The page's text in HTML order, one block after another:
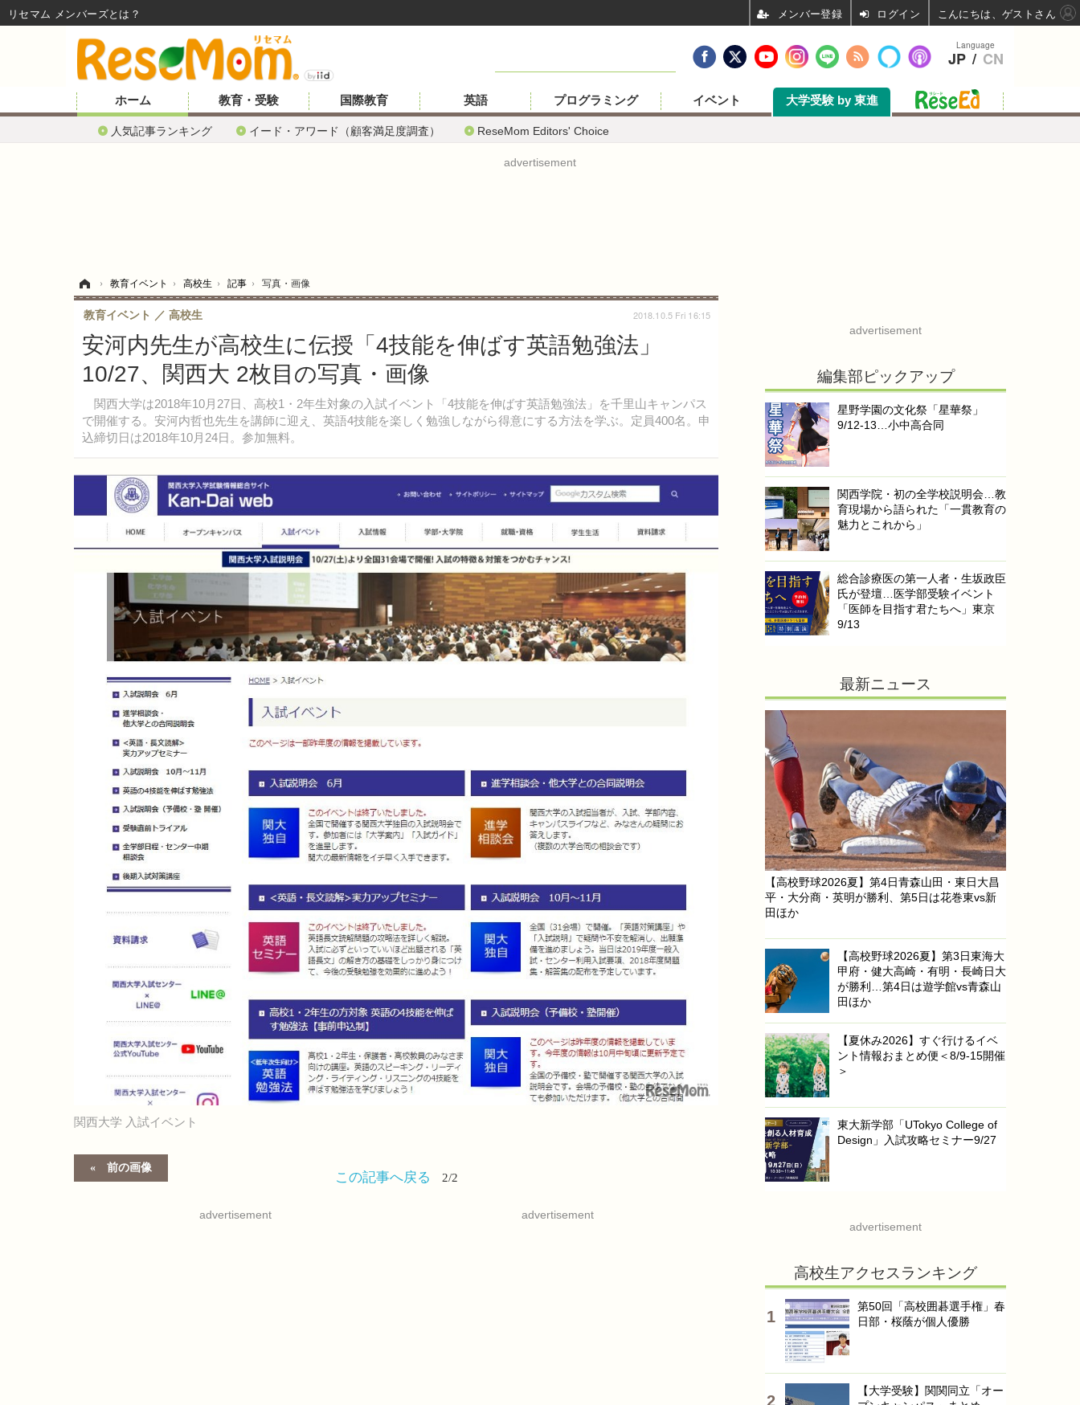
ホーム
人気記事ランキング イード・アワード（顧客満足度調査） ReseMom Editors' Choice
教育・受験 国際教育 英語 プログラミング イベント 大学受験 by 東進
advertisement
› 教育イベント › 高校生 › 記事 › 写真・画像
安河内先生が高校生に伝授「4技能を伸ばす英語勉強法」
10/27、関西大 2枚目の写真・画像
関西大学は2018年10月27日、高校1・2年生対象の入試イベント「4技能を伸ばす英語勉強法」を千里山キャンパス
で開催する。安河内哲也先生を講師に迎え、英語4技能を楽しく勉強しながら得意にする方法を学ぶ。定員400名。申
込締切日は2018年10月24日。参加無料。
教育イベント 高校生 2018.10.5 Fri 16:15
関西大学 入試イベント
前の画像
この記事へ戻る 2/2
advertisement advertisement
advertisement
編集部ピックアップ
星野学園の文化祭「星華祭」
9/12-13…小中高合同
関西学院・初の全学校説明会…教
育現場から語られた「一貫教育の
魅力とこれから」
総合診療医の第一人者・生坂政臣
氏が登壇…医学部受験イベント
「医師を目指す君たちへ」東京
9/13
最新ニュース
【高校野球2026夏】第4日青森山田・東日大昌
平・大分商・英明が勝利、第5日は花巻東vs新
田ほか
【高校野球2026夏】第3日東海大
甲府・健大高崎・有明・長崎日大
が勝利…第4日は遊学館vs青森山
田ほか
【夏休み2026】すぐ行けるイベ
ント情報おまとめ便＜8/9-15開催
＞
東大新学部「UTokyo College of
Design」入試攻略セミナー9/27
advertisement
高校生アクセスランキング
第50回「高校囲碁選手権」春
日部・桜蔭が個人優勝
【大学受験】関関同立「オー
Language
JP / CN
リセマム メンバーズ ログイン こんにちは、ゲストさん